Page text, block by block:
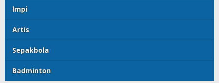
lmpi
Artis
Sepakbola
Badminton